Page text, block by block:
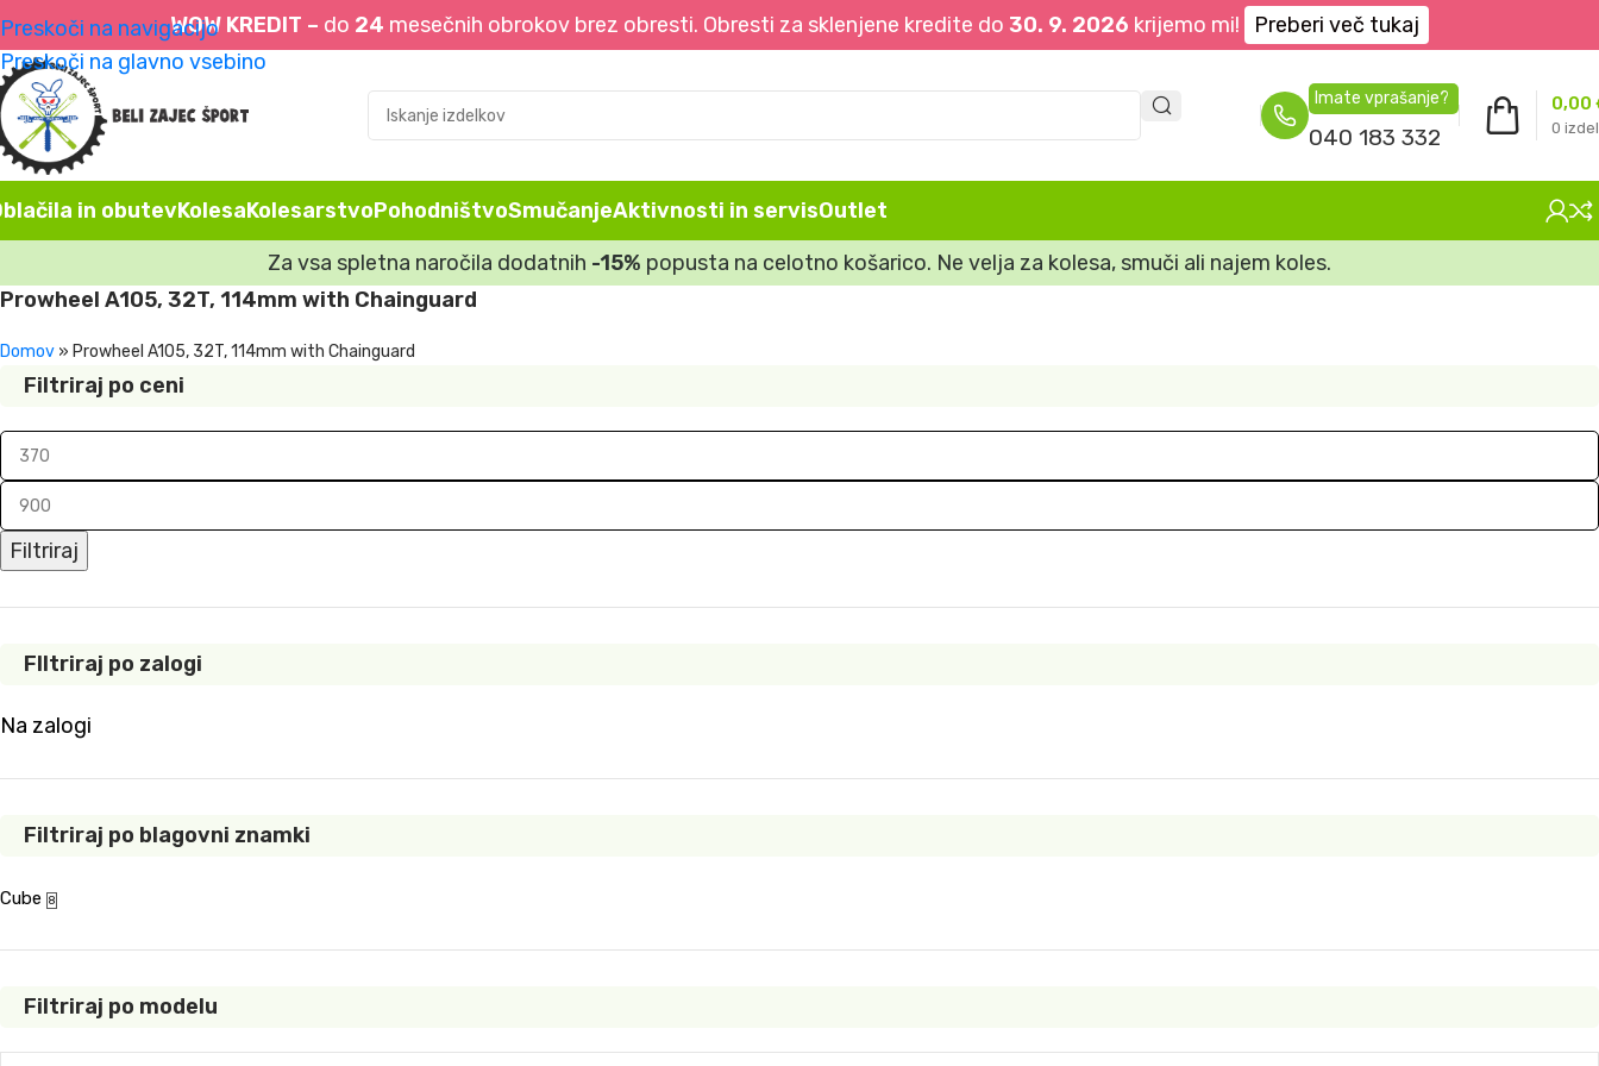
WOW KREDIT – do 24 mesečnih obrokov brez obresti. Obresti za sklenjene kredite do 30. 9. 2026 krijemo mi! Preberi več tukaj
Preskoči na navigacijo
Preskoči na glavno vsebino
Imate vprašanje?
040 183 332 0
0,00
in obutevKolesaKolesarstvoPohodništvoSmučanjeAktivnosti in servisOutlet
Za vsa spletna naročila dodatnih -15% popusta na celotno košarico. Ne velja za kolesa, smuči ali najem koles.
Prowheel A105, 32T, 114mm with Chainguard
Domov » Prowheel A105, 32T, 114mm with Chainguard
Filtriraj po ceni
Filtriraj
FIltriraj po zalogi
Na zalogi
Filtriraj po blagovni znamki
Cube 8
Filtriraj po modelu